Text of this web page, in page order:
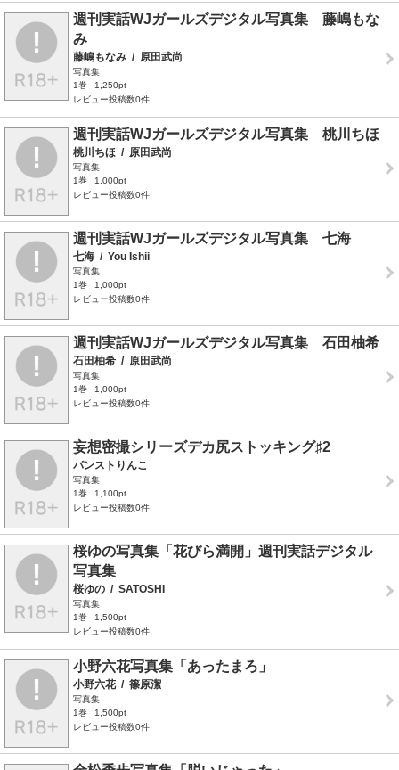
週刊実話WJガールズデジタル写真集 藤嶋もな
み
藤嶋もなみ / 原田武尚
写真集
1巻
1,250pt
レビュー投稿数0件
週刊実話WJガールズデジタル写真集 桃川ちほ
桃川ちほ / 原田武尚
写真集
1巻
1,000pt
レビュー投稿数0件
週刊実話WJガールズデジタル写真集 七海
七海 / You Ishii
写真集
1巻
1,000pt
レビュー投稿数0件
週刊実話WJガールズデジタル写真集 石田柚希
石田柚希 / 原田武尚
写真集
1巻
1,000pt
レビュー投稿数0件
妄想密撮シリーズデカ尻ストッキング♯2
パンストりんこ
写真集
1巻
1,100pt
レビュー投稿数0件
桜ゆの写真集「花びら満開」週刊実話デジタル
写真集
桜ゆの / SATOSHI
写真集
1巻
1,500pt
レビュー投稿数0件
小野六花写真集「あったまろ」
小野六花 / 篠原潔
写真集
1巻
1,500pt
レビュー投稿数0件